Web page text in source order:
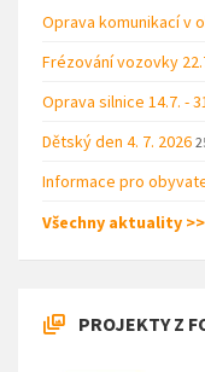
Oprava komunikací v
Frézování vozovky
Oprava silnice 14.7. -
Dětský den 4. 7. 2026
Informace pro
Všechny aktuality >>
PROJEKTY Z